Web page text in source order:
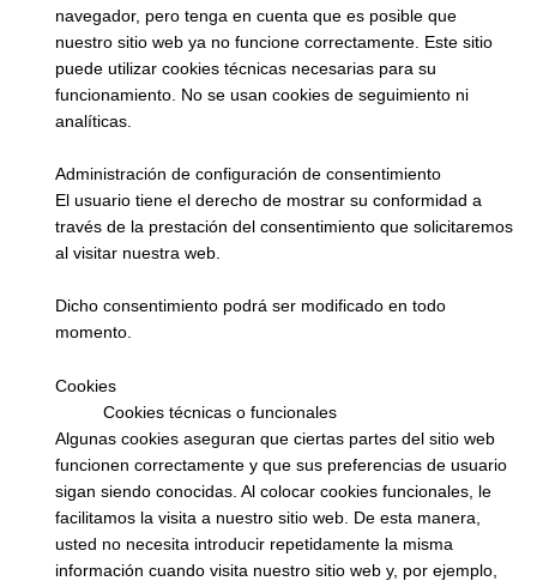
navegador, pero tenga en cuenta que es posible que
nuestro sitio web ya no funcione correctamente. Este sitio
puede utilizar cookies técnicas necesarias para su
funcionamiento. No se usan cookies de seguimiento ni
analíticas.
Administración de configuración de consentimiento
El usuario tiene el derecho de mostrar su conformidad a
través de la prestación del consentimiento que solicitaremos
al visitar nuestra web.
Dicho consentimiento podrá ser modificado en todo
momento.
Cookies
Cookies técnicas o funcionales
Algunas cookies aseguran que ciertas partes del sitio web
funcionen correctamente y que sus preferencias de usuario
sigan siendo conocidas. Al colocar cookies funcionales, le
facilitamos la visita a nuestro sitio web. De esta manera,
usted no necesita introducir repetidamente la misma
información cuando visita nuestro sitio web y, por ejemplo,